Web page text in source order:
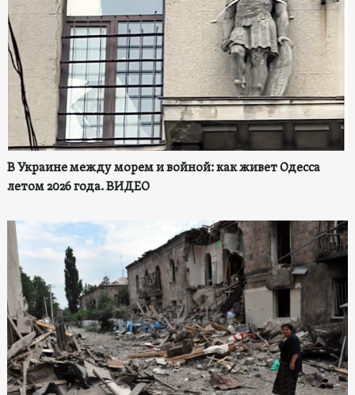
В Украине между морем и войной: как живет Одесса
летом 2026 года. ВИДЕО